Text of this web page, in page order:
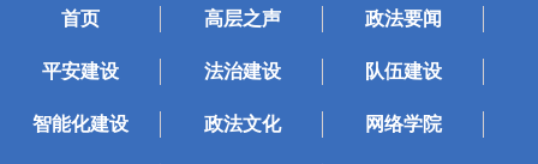
首页 高层之声 政法要闻
平安建设 法治建设 队伍建设
智能化建设 政法文化 网络学院